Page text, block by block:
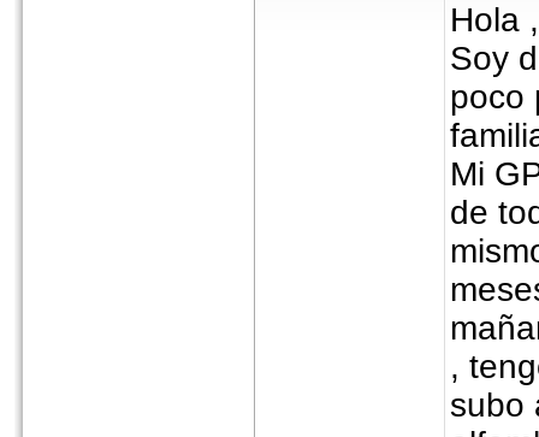
Hola ,
Soy
poco
Mi
de
,
subo